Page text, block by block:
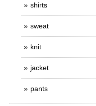
shirts
sweat
knit
jacket
pants